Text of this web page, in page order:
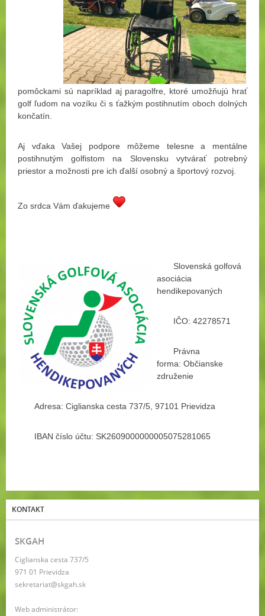
pomôckami sú napríklad aj paragolfre, ktoré umožňujú hrať
golf ľudom na vozíku či s ťažkým postihnutím oboch dolných
končatín.
Aj vďaka Vašej podpore môžeme telesne a mentálne
postihnutým golfistom na Slovensku vytvárať potrebný
priestor a možnosti pre ich ďalší osobný a športový rozvoj.
Zo srdca Vám ďakujeme
Slovenská golfová
asociácia
hendikepovaných
IČO: 42278571
Právna
forma: Občianske
združenie
Adresa: Ciglianska cesta 737/5, 97101 Prievidza
IBAN číslo účtu: SK2609000000005075281065
KONTAKT
SKGAH
Ciglianska cesta 737/5
971 01 Prievidza
sekretariat@skgah.sk
Web administrátor: